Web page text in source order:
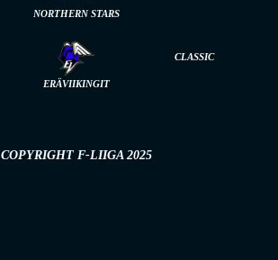
NORTHERN STARS
ERÄVIIKINGIT
CLASSIC
COPYRIGHT F-LIIGA 2025